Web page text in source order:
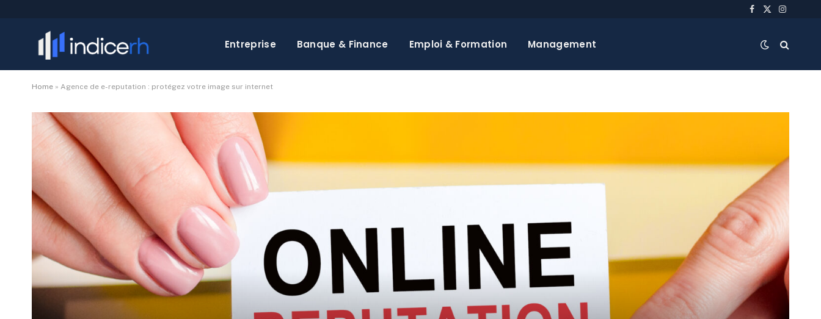
Facebook
X
Entreprise Banque & Finance Emploi & Formation Management
Home » Agence de e-reputation : protégez votre image sur internet